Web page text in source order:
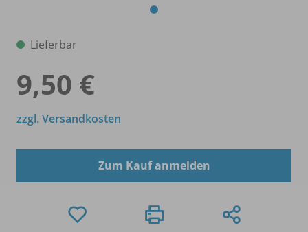
Lieferbar
9,50 €
zzgl. Versandkosten
Zum Kauf anmelden